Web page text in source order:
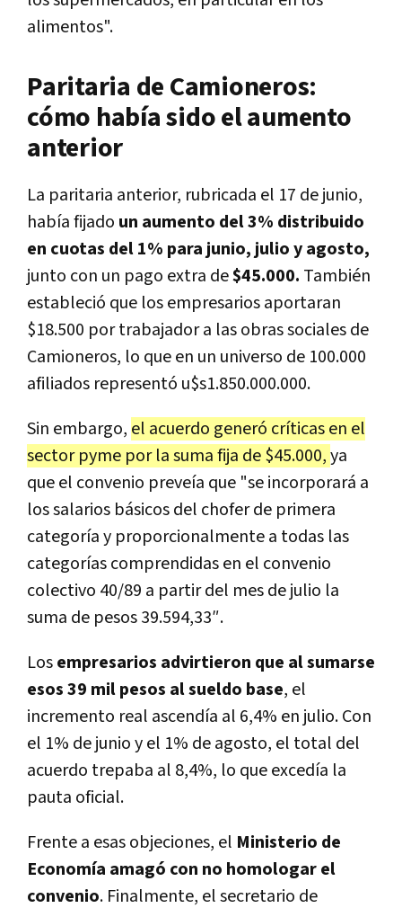
alimentos".
Paritaria de Camioneros:
cómo había sido el aumento
anterior
La paritaria anterior, rubricada el 17 de junio,
había fijado un aumento del 3% distribuido
en cuotas del 1% para junio, julio y agosto,
junto con un pago extra de$45.000. También
estableció que los empresarios aportaran
$18.500 por trabajador a las obras sociales de
Camioneros, lo que en un universo de 100.000
afiliados representó u$s1.850.000.000.
Sin embargo, el acuerdo generó críticas en el
sector pyme por la suma fija de $45.000,ya
que el convenio preveía que "se incorporará a
los salarios básicos del chofer de primera
categoría y proporcionalmente a todas las
categorías comprendidas en el convenio
colectivo 40/89 a partir del mes de julio la
suma de pesos 39.594,33″.
Losempresarios advirtieron que al sumarse
esos 39 mil pesos al sueldo base, el
incremento real ascendía al 6,4% en julio. Con
el 1% de junio y el 1% de agosto, el total del
acuerdo trepaba al 8,4%, lo que excedía la
pauta oficial.
Frente a esas objeciones, el Ministerio de
Economía amagó con no homologar el
convenio. Finalmente, el secretario de